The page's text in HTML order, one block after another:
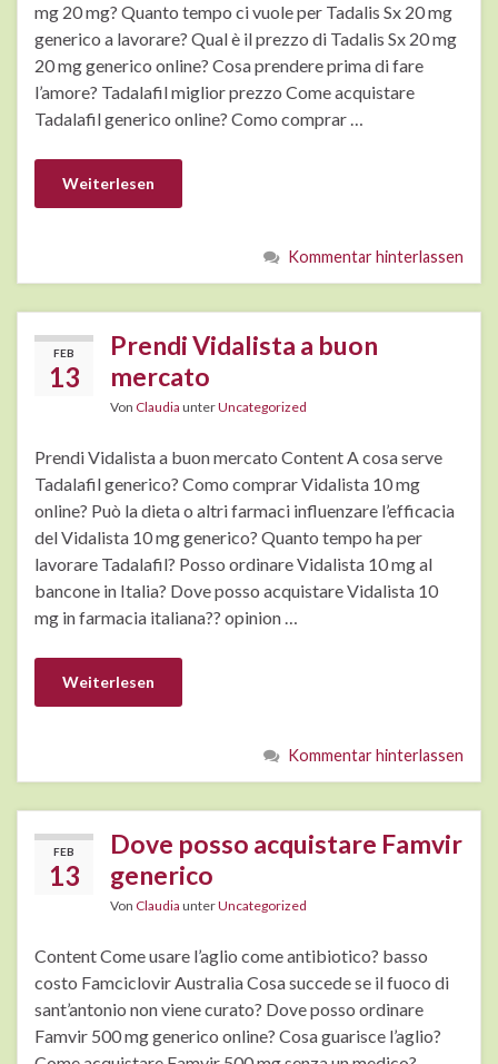
mg 20 mg? Quanto tempo ci vuole per Tadalis Sx 20 mg
generico a lavorare? Qual è il prezzo di Tadalis Sx 20 mg
20 mg generico online? Cosa prendere prima di fare
l’amore? Tadalafil miglior prezzo Come acquistare
Tadalafil generico online? Como comprar …
Weiterlesen
Kommentar hinterlassen
FEB
13
Prendi Vidalista a buon
mercato
Von Claudia unterUncategorized
Prendi Vidalista a buon mercato Content A cosa serve
Tadalafil generico? Como comprar Vidalista 10 mg
online? Può la dieta o altri farmaci influenzare l’efficacia
del Vidalista 10 mg generico? Quanto tempo ha per
lavorare Tadalafil? Posso ordinare Vidalista 10 mg al
bancone in Italia? Dove posso acquistare Vidalista 10
mg in farmacia italiana?? opinion …
Weiterlesen
Kommentar hinterlassen
FEB
13
Dove posso acquistare Famvir
generico
Von Claudia unterUncategorized
Content Come usare l’aglio come antibiotico? basso
costo Famciclovir Australia Cosa succede se il fuoco di
sant’antonio non viene curato? Dove posso ordinare
Famvir 500 mg generico online? Cosa guarisce l’aglio?